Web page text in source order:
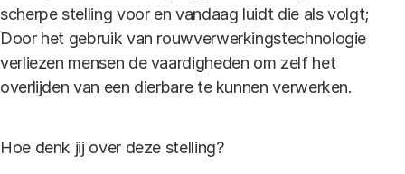
scherpe stelling voor en vandaag luidt die als volgt;
Door het gebruik van rouwverwerkingstechnologie
verliezen mensen de vaardigheden om zelf het
overlijden van een dierbare te kunnen verwerken.
Hoe denk jij over deze stelling?